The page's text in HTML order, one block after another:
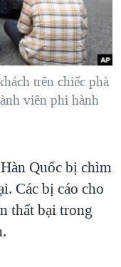
NAM
trên chiếc phà
viên phi hành
Quốc bị chìm
Các bị cáo cho
thất bại trong